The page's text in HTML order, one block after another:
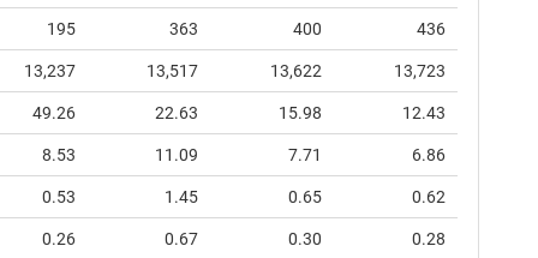
195 363 400 436
13,237 13,517 13,622 13,723
49.26 22.63 15.98 12.43
8.53 11.09 7.71 6.86
0.53 1.45 0.65 0.62
0.26 0.67 0.30 0.28